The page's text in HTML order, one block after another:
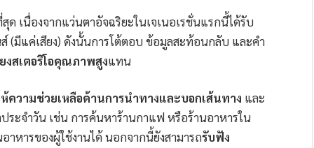
เนื่องจากแว่นตาอัจฉริยะในเจเนอเรชั่นแรกนี้ได้รับ
(มีแค่เสียง) ดังนั้นการโต้ตอบ ข้อมูลสะท้อนกลับ และคำ
งสเตอริโอคุณภาพสูงแทน
ความช่วยเหลือด้านการนำทางและบอกเส้นทาง และ
ะจำวัน เช่น การค้นหาร้านกาแฟ หรือร้านอาหารใน
หารของผู้ใช้งานได้ นอกจากนี้ยังสามารถรับฟัง